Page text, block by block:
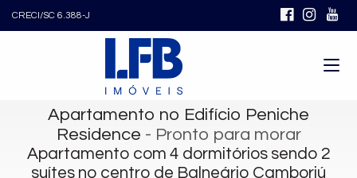
CRECI/SC 6.388-J
Apartamento no Edifício Peniche
Residence - Pronto para morar
Apartamento com 4 dormitórios sendo 2
suítes no centro de Balneário Camboriú